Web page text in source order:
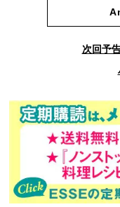
9月
次回予